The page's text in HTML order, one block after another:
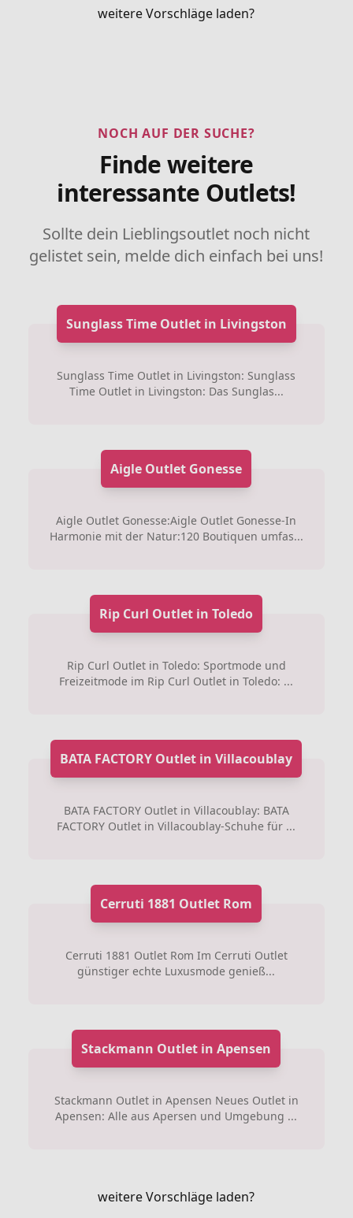
weitere Vorschläge laden?
NOCH AUF DER SUCHE?
Finde weitere
interessante Outlets!
Sollte dein Lieblingsoutlet noch nicht
gelistet sein, melde dich einfach bei uns!
Sunglass Time Outlet in Livingston
Sunglass Time Outlet in Livingston: Sunglass
Time Outlet in Livingston: Das Sunglas...
Aigle Outlet Gonesse
Aigle Outlet Gonesse:Aigle Outlet Gonesse-In
Harmonie mit der Natur:120 Boutiquen umfas...
Rip Curl Outlet in Toledo
Rip Curl Outlet in Toledo: Sportmode und
Freizeitmode im Rip Curl Outlet in Toledo: ...
BATA FACTORY Outlet in Villacoublay
BATA FACTORY Outlet in Villacoublay: BATA
FACTORY Outlet in Villacoublay-Schuhe für ...
Cerruti 1881 Outlet Rom
Cerruti 1881 Outlet Rom Im Cerruti Outlet
günstiger echte Luxusmode genieß...
Stackmann Outlet in Apensen
Stackmann Outlet in Apensen Neues Outlet in
Apensen: Alle aus Apersen und Umgebung ...
weitere Vorschläge laden?